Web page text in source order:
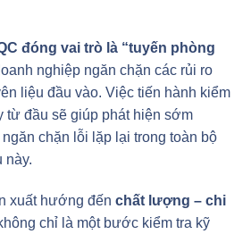
đóng vai trò là “tuyến phòng
nghiệp ngăn chặn các rủi ro
liệu đầu vào. Việc tiến hành kiểm
từ đầu sẽ giúp phát hiện sớm
chặn lỗi lặp lại trong toàn bộ
này.
xuất hướng đến chất lượng – chi
chỉ là một bước kiểm tra kỹ